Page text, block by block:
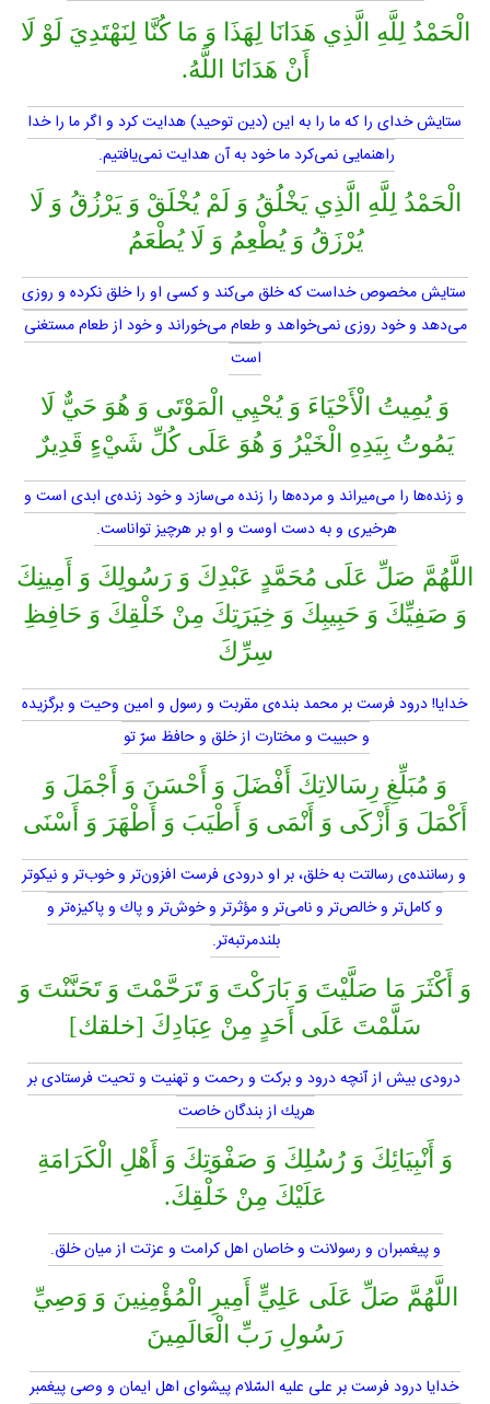
الْحَمْدُ لِلَّهِ الَّذِي هَدَانَا لِهَذَا وَ مَا كُنَّا لِنَهْتَدِيَ لَوْ لَا
أَنْ هَدَانَا اللَّهُ.
ستايش خداى را كه ما را به اين (دين توحيد) هدايت كرد و اگر ما را خدا
راهنمايى نمى‌كرد ما خود به آن هدايت نمى‌يافتيم.
الْحَمْدُ لِلَّهِ الَّذِي يَخْلُقُ وَ لَمْ يُخْلَقْ وَ يَرْزُقُ وَ لَا
يُرْزَقُ وَ يُطْعِمُ وَ لَا يُطْعَمُ
ستايش مخصوص خداست كه خلق مى‌كند و كسى او را خلق نكرده و روزى
مى‌دهد و خود روزى نمى‌خواهد و طعام مى‌خوراند و خود از طعام مستغنى
است
وَ يُمِيتُ الْأَحْيَاءَ وَ يُحْيِي الْمَوْتَى وَ هُوَ حَيٌّ لَا
يَمُوتُ بِيَدِهِ الْخَيْرُ وَ هُوَ عَلَى كُلِّ شَيْ‏ءٍ قَدِيرٌ
و زنده‌ها را مى‌ميراند و مرده‌ها را زنده مى‌سازد و خود زنده‌ى ابدى است و
هرخيرى و به دست اوست و او بر هرچيز تواناست.
اللَّهُمَّ صَلِّ عَلَى مُحَمَّدٍ عَبْدِكَ وَ رَسُولِكَ وَ أَمِينِكَ
وَ صَفِيِّكَ وَ حَبِيبِكَ وَ خِيَرَتِكَ مِنْ خَلْقِكَ وَ حَافِظِ
سِرِّكَ
خدايا! درود فرست بر محمد بنده‌ى مقربت و رسول و امين وحيت و برگزيده
و حبيبت و مختارت از خلق و حافظ سرّ تو
وَ مُبَلِّغِ رِسَالاتِكَ أَفْضَلَ وَ أَحْسَنَ وَ أَجْمَلَ وَ
أَكْمَلَ وَ أَزْكَى وَ أَنْمَى وَ أَطْيَبَ وَ أَطْهَرَ وَ أَسْنَى
و رساننده‌ى رسالتت به خلق، بر او درودى فرست افزون‌تر و خوب‌تر و نيكوتر
و كامل‌تر و خالص‌تر و نامى‌تر و مؤثرتر و خوش‌تر و پاك و پاكيزه‌تر و
بلندمرتبه‌تر.
وَ أَكْثَرَ مَا صَلَّيْتَ وَ بَارَكْتَ وَ تَرَحَّمْتَ وَ تَحَنَّنْتَ وَ
سَلَّمْتَ عَلَى أَحَدٍ مِنْ عِبَادِكَ [خلقك]
درودى بيش از آنچه درود و بركت و رحمت و تهنيت و تحيت فرستادى بر
هريك از بندگان خاصت
وَ أَنْبِيَائِكَ وَ رُسُلِكَ وَ صَفْوَتِكَ وَ أَهْلِ الْكَرَامَةِ
عَلَيْكَ مِنْ خَلْقِكَ.
و پيغمبران و رسولانت و خاصان اهل كرامت و عزتت از ميان خلق.
اللَّهُمَّ صَلِّ عَلَى عَلِيٍّ أَمِيرِ الْمُؤْمِنِينَ وَ وَصِيِّ
رَسُولِ رَبِّ الْعَالَمِينَ
خدايا درود فرست بر على عليه السّلام پيشواى اهل ايمان و وصى پيغمبر